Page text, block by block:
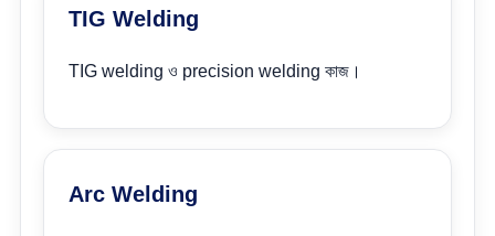
TIG Welding
TIG welding ও precision welding কাজ।
Arc Welding